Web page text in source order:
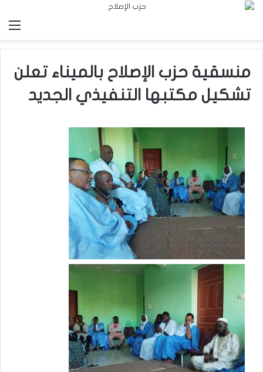
منسقية حزب الإصلاح بالميناء تعلن
تشكيل مكتبها التنفيذي الجديد